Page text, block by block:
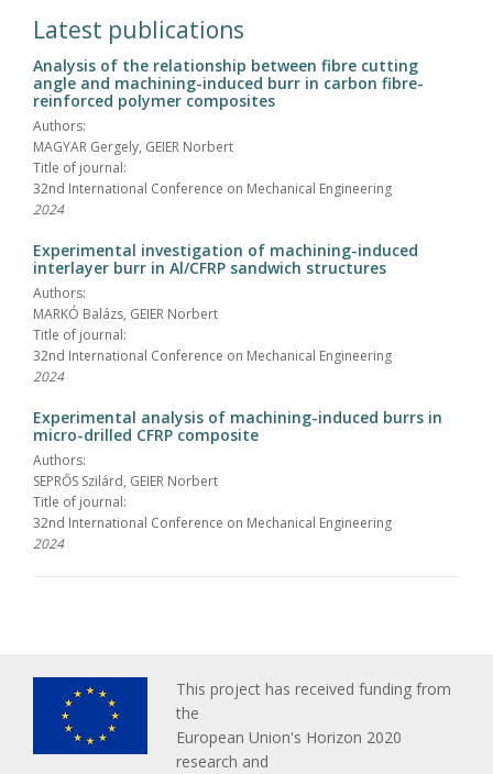
Latest publications
Analysis of the relationship between fibre cutting
angle and machining-induced burr in carbon fibre-
reinforced polymer composites
Authors:
MAGYAR Gergely, GEIER Norbert
Title of journal:
32nd International Conference on Mechanical Engineering
2024
Experimental investigation of machining-induced
interlayer burr in Al/CFRP sandwich structures
Authors:
MARKÓ Balázs, GEIER Norbert
Title of journal:
32nd International Conference on Mechanical Engineering
2024
Experimental analysis of machining-induced burrs in
micro-drilled CFRP composite
Authors:
SEPRŐS Szilárd, GEIER Norbert
Title of journal:
32nd International Conference on Mechanical Engineering
2024
This project has received funding from
the
European Union's Horizon 2020
research and